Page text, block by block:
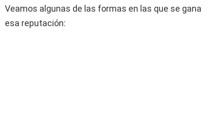
Veamos algunas de las formas en las que se gana
esa reputación: